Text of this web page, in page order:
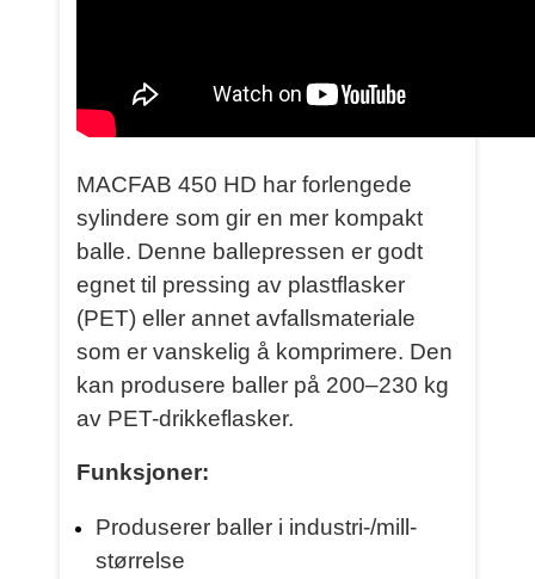
MACFAB 450 HD har forlengede
sylindere som gir en mer kompakt
balle. Denne ballepressen er godt
egnet til pressing av plastflasker
(PET) eller annet avfallsmateriale
som er vanskelig å komprimere. Den
kan produsere baller på 200–230 kg
av PET-drikkeflasker.
Funksjoner:
Produserer baller i industri-/mill-
størrelse